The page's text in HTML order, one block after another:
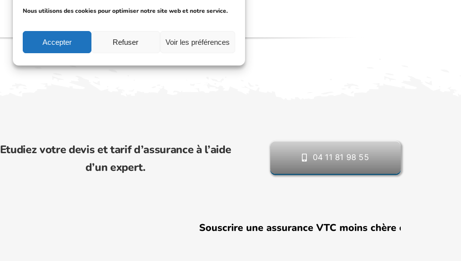
Nous utilisons des cookies pour optimiser notre site web et notre service.
Accepter Refuser Voir les préférences
Etudiez votre devis et tarif d’assurance à l’aide
d’un expert.
04 11 81 98 55
Souscrire une assurance VTC moins chère en 2026 :